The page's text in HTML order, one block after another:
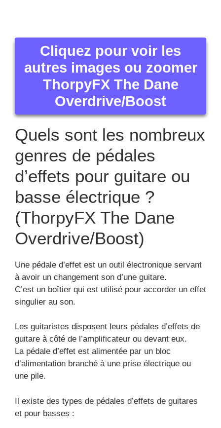
Cliquez pour voir les
autres images ou zoomer
ThorpyFX The Dane
Overdrive/Boost
Quels sont les nombreux
genres de pédales
d’effets pour guitare ou
basse électrique ?
(ThorpyFX The Dane
Overdrive/Boost)
Une pédale d’effet est un outil électronique servant
à avoir un changement son d’une guitare.
C’est un boîtier qui est utilisé pour accorder un effet
singulier au son.
Les guitaristes disposent leurs pédales d’effets de
guitare à côté de l’amplificateur ou devant eux.
La pédale d’effet est alimentée par un bloc
d’alimentation branché à une prise électrique ou
une pile.
Il existe des types de pédales d’effets de guitares
et pour basses :